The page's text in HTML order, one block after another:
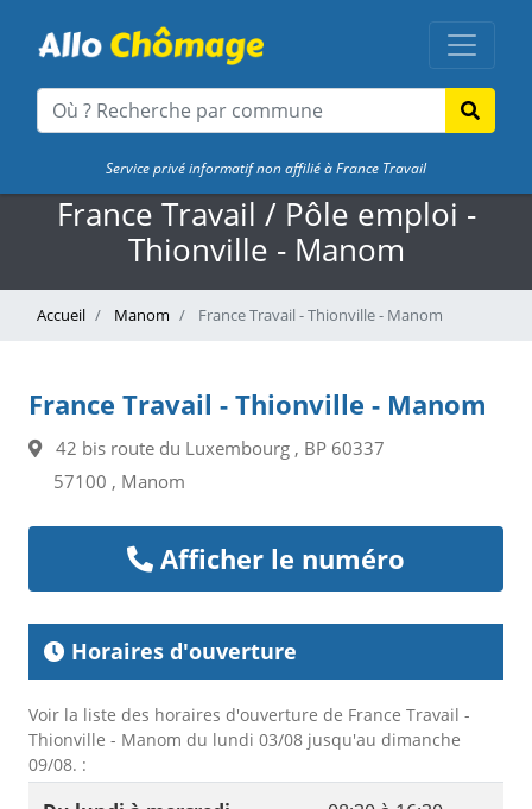
Service privé informatif non affilié à France Travail
France Travail / Pôle emploi -
Thionville - Manom
Accueil Manom France Travail - Thionville - Manom
France Travail - Thionville - Manom
42 bis route du Luxembourg , BP 60337
57100 , Manom
Afficher le numéro
Horaires d'ouverture
Voir la liste des horaires d'ouverture de France Travail -
Thionville - Manom du lundi 03/08 jusqu'au dimanche
09/08. :